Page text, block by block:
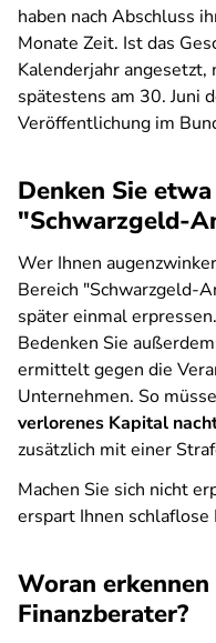
haben nach Abschluss
Monate Zeit. Ist das
Kalenderjahr angesetzt,
spätestens am 30. Juni
Veröffentlichung im
Denken Sie
"Schwarzgeld-
Wer Ihnen
Bereich "Schwarzgeld-
später einmal erpressen.
Bedenken Sie
ermittelt gegen die
Unternehmen. So
verlorenes Kapital
zusätzlich mit einer
Machen Sie sich nicht
erspart Ihnen schlaflose
Woran erkennen
Finanzberater?